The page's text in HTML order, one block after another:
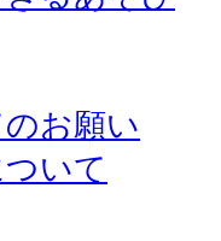
お願い
いて